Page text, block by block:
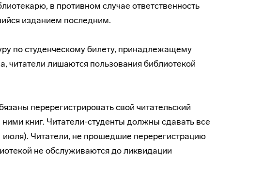
в противном случае ответственность
изданием последним.
по студенческому билету, принадлежащему
читатели лишаются пользования библиотекой
перерегистрировать свой читательский
книг. Читатели-студенты должны сдавать все
июля). Читатели, не прошедшие перерегистрацию
не обслуживаются до ликвидации